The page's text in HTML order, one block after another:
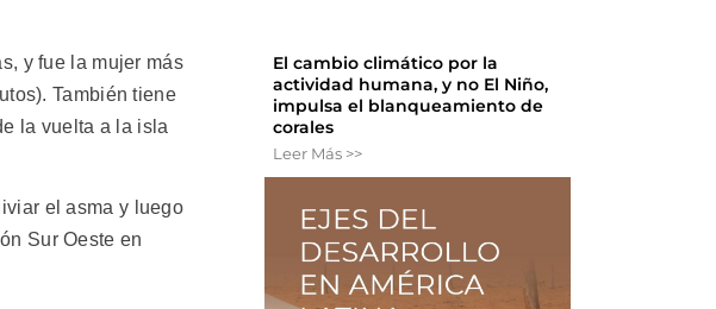
y fue la mujer más
También tiene
la vuelta a la isla
el asma y luego
Sur Oeste en
El cambio climático por la
actividad humana, y no El Niño,
impulsa el blanqueamiento de
corales
Leer Más >>